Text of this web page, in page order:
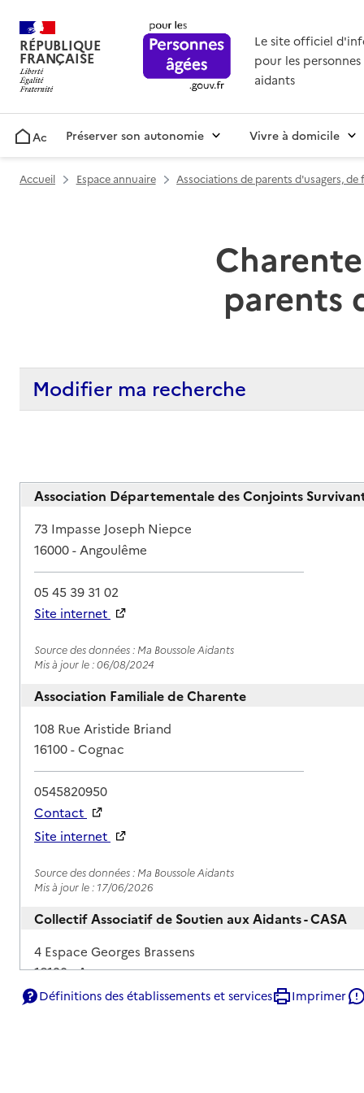
RÉPUBLIQUE
FRANÇAISE
Le site officiel
pour les personnes
aidants
AccueilPréserver son autonomie Vivre à domicile
Accueil Espace annuaire Associations de parents d'usagers,
parents
Modifier ma recherche
Association Départementale des Conjoints
Adresse
73 Impasse Joseph Niepce
16000- Angoulême
05 45 39 31 02
Site internet
Source des données : Ma Boussole Aidants
Mis à jour le : 06/08/2024
Association Familiale de Charente
Adresse
108 Rue Aristide Briand
16100-Cognac
0545820950
Contact
Site internet
Source des données : Ma Boussole Aidants
Mis à jour le : 17/06/2026
Collectif Associatif de Soutien aux Aidants - CASA
Adresse
4 Espace Georges Brassens
16130-Ars
Définitions des établissements et services Imprimer